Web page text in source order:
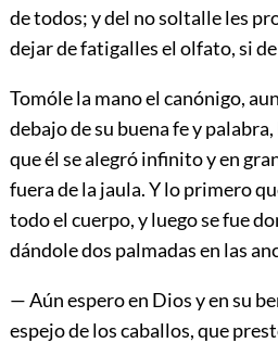
de todos; y del no soltalle les
dejar de fatigalles el olfato, si
Tomóle la mano el canónigo,
debajo de su buena fe y
que él se alegró infinito y en
fuera de la jaula. Y lo primero
todo el cuerpo, y luego se fue
dándole dos palmadas en las
— Aún espero en Dios y en su
espejo de los caballos, que